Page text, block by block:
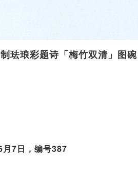
珐琅彩题诗「梅竹双清」图
7日，编号387